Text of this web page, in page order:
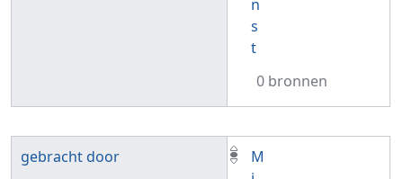
n
s
t
0 bronnen
gebracht door
M